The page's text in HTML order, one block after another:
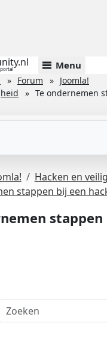
Menu
Forum
Joomla!
Te ondernemen
Hacken en
stappen bij een